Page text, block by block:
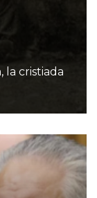
la cristiada